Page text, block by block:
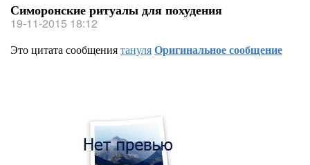
Симоронские ритуалы для похудения
19-11-2015 18:12
Это цитата сообщениятануляОригинальное сообщение